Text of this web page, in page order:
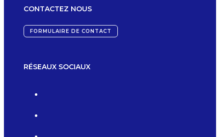
CONTACTEZ NOUS
FORMULAIRE DE CONTACT
RÉSEAUX SOCIAUX